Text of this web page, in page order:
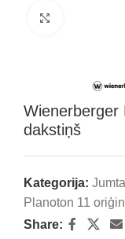
Wienerberger
dakstiņš
Kategorija:
Planoton 11
Share: